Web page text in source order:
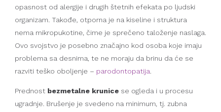
opasnost od alergije i drugih štetnih efekata po ljudski
organizam. Takođe, otporna je na kiseline i struktura
nema mikropukotine, čime je sprečeno taloženje naslaga.
Ovo svojstvo je posebno značajno kod osoba koje imaju
problema sa desnima, te ne moraju da brinu da će se
razviti teško oboljenje – parodontopatija.
Prednost bezmetalne krunice se ogleda i u procesu
ugradnje. Brušenje je svedeno na minimum, tj. zubna